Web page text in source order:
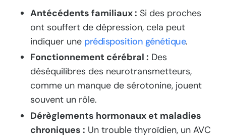
Antécédents familiaux : Si des proches
ont souffert de dépression, cela peut
indiquer une prédisposition génétique.
Fonctionnement cérébral : Des
déséquilibres des neurotransmetteurs,
comme un manque de sérotonine, jouent
souvent un rôle.
Dérèglements hormonaux et maladies
chroniques : Un trouble thyroïdien, un AVC